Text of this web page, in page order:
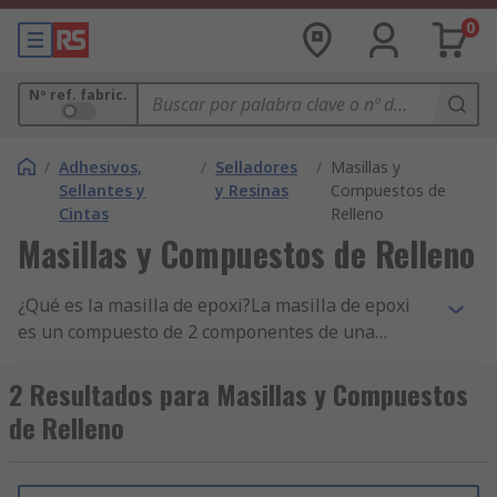
0
Nº ref. fabric.
/ Adhesivos,
Sellantes y
Cintas
/ Selladores
y Resinas
/ Masillas y
Compuestos de
Relleno
Masillas y Compuestos de Relleno
¿Qué es la masilla de epoxi?La masilla de epoxi
es un compuesto de 2 componentes de una
resistente y duradera con una adhesión
excepcional. Al amasar los componentes juntos se
crea una reacción química exotérmica
de pegamentos, un adhesivo de epoxi se puede
2 Resultados para Masillas y Compuestos
de Relleno